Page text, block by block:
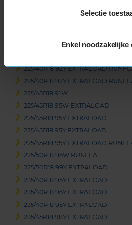
Selectie
Enkel noodzakelijke
225/40R18 92Y EXTRALOAD
225/40R18 92Y EXTRALOAD
225/40R18 92Y EXTRALOAD
225/45R18 91W
225/45R18 95W EXTRALOAD
225/45R18 95Y EXTRALOAD
225/45R18 95Y EXTRALOAD
225/45R18 95Y EXTRALOAD
225/50R18 95W RUNFLAT
225/50R18 99Y EXTRALOAD
235/40R18 95Y EXTRALOAD
235/40R18 95Y EXTRALOAD
235/40R18 95Y EXTRALOAD
235/45R18 98Y EXTRALOAD